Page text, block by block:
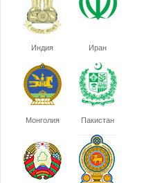
Индия Иран
Монголия Пакистан